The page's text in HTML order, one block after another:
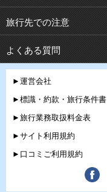
旅行先での注意
よくある質問
►運営会社
►標識・約款・旅行条件書
►旅行業務取扱料金表
►サイト利用規約
►口コミご利用規約